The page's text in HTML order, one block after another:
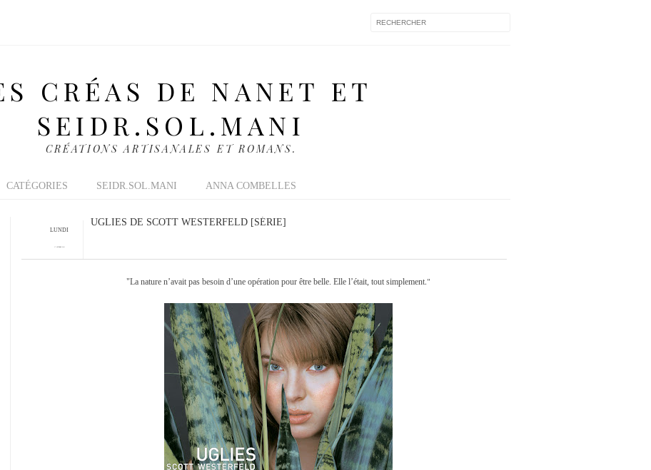
CRÉAS DE NANET ET
SEIDR.SOL.MANI
CRÉATIONS ARTISANALES ET ROMANS.
CATÉGORIES SEIDR.SOL.MANI ANNA COMBELLES
LUNDI
UGLIES DE SCOTT WESTERFELD [SÉRIE]
"La nature n’avait pas besoin d’une opération pour être belle. Elle l’était, tout simplement."